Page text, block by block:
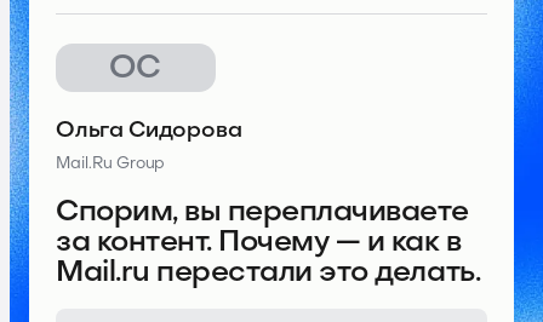
ОС
Спорим, вы переплачиваете
за контент. Почему — и как в
Mail.ru перестали это делать.
Ольга Сидорова
Mail.Ru Group